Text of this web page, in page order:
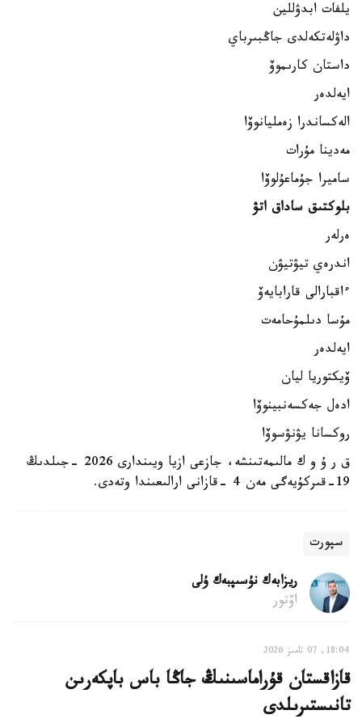
يلفات ابدۋللين
داۋلەتكەلدى جاڭبىرباي
داستان كارىموۆ
ايەلدەر
الەكساندرا زەمليانوۆا
مەدينا مۇرات
ساميرا جۇماعۇلوۆا
بلوكتىق ساداق اتۋ
ەرلەر
اندرەي تيۋتيۋن
ءاقبارالى قارابايەۆ
مۇسا دىلمۇحامەت
ايەلدەر
ۆيكتوريا ليان
ادەل جەكسەنبينوۆا
روكسانا يۋنۋسوۆا
ق ر ۇ و ك مالىمەتىنشە، جازعى ازيا ويىندارى 2026 -جىلدىڭ
19-قىركۇيەگى مەن 4 -قازانى ارالىعىندا وتەدى.
سپورت
ريزابەك نۇسىپبەك ۇلى
اۆتور
18:04, 07 تامىز 2026
قازاقستان قۇراماسىنىڭ جاڭا باس باپكەرىن
تانىستىرىلدى